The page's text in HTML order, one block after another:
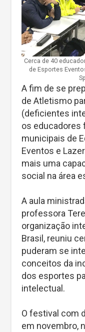
Cerca de 40
de Esportes
A fim de se
de Atletismo
(deficientes
os educadores
municipais de
Eventos e
mais uma
social na área
A aula
professora
organização
Brasil, reuniu
puderam se
conceitos da
dos esportes
intelectual.
O festival com
em novembro,